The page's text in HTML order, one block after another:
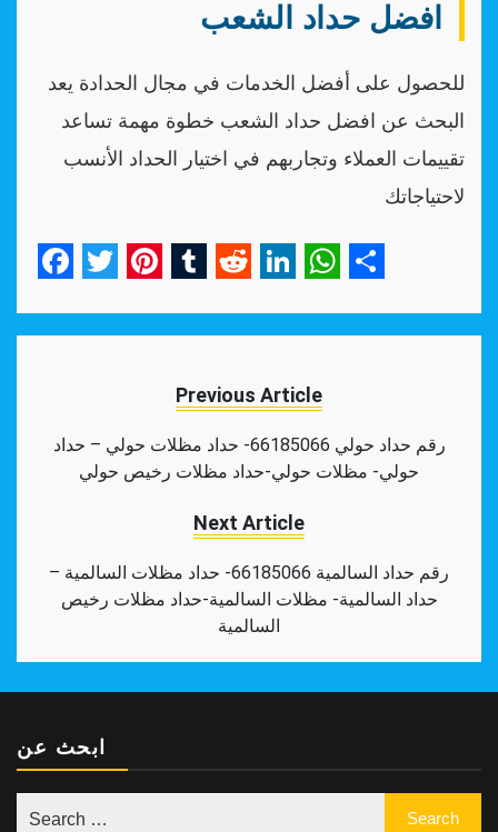
افضل حداد الشعب
للحصول على أفضل الخدمات في مجال الحدادة يعد
البحث عن افضل حداد الشعب خطوة مهمة تساعد
تقييمات العملاء وتجاربهم في اختيار الحداد الأنسب
لاحتياجاتك
Previous Article
رقم حداد حولي 66185066- حداد مظلات حولي – حداد
حولي- مظلات حولي-حداد مظلات رخيص حولي
Next Article
رقم حداد السالمية 66185066- حداد مظلات السالمية –
حداد السالمية- مظلات السالمية-حداد مظلات رخيص
السالمية
ابحث عن